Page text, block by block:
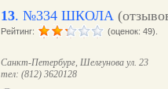
13. №334 ШКОЛА
Рейтинг: (оценок: 49).
Санкт-Петербург, Шелгунова ул. 23
тел: (812) 3620128